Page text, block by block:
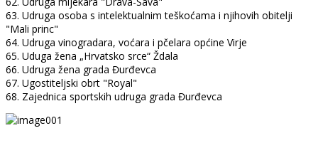
63. Udruga osoba s intelektualnim teškoćama i njihovih obitelji
"Mali princ"
64. Udruga vinogradara, voćara i pčelara općine Virje
65. Uduga žena „Hrvatsko srce“ Ždala
66. Udruga žena grada Đurđevca
67. Ugostiteljski obrt "Royal"
68. Zajednica sportskih udruga grada Đurđevca